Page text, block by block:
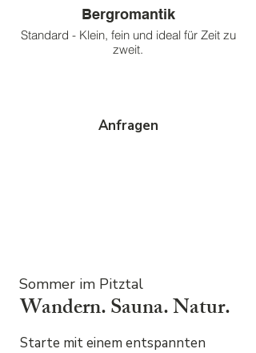
Bergromantik
Standard - Klein, fein und ideal für Zeit zu
zweit.
Anfragen
Sommer im Pitztal
Wandern. Sauna. Natur.
Starte mit einem entspannten